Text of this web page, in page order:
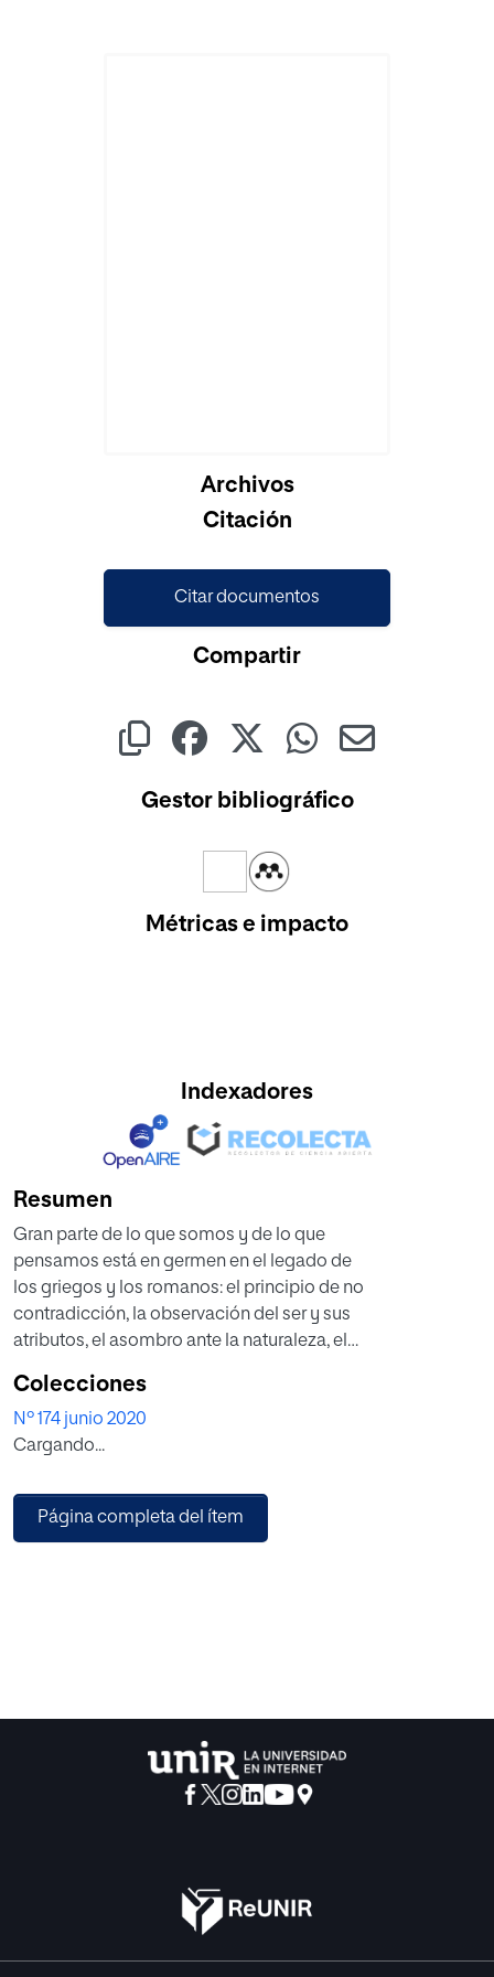
Archivos
Citación
Citar documentos
Compartir
Gestor bibliográfico
Métricas e impacto
Indexadores
Resumen
Gran parte de lo que somos y de lo que
pensamos está en germen en el legado de
los griegos y los romanos: el principio de no
contradicción, la observación del ser y sus
atributos, el asombro ante la naturaleza, el
(Orestes, Edipo), la novela (la Odisea), la
filosofía (Sócrates, Platón), la historia (Tácito,
Suetonio). Pero también la técnica (acueductos
Boitani en el ensayo Diez lecciones sobre los
clásicos (Alianza).
Colecciones
Nº 174 junio 2020
Cargando...
Página completa del ítem